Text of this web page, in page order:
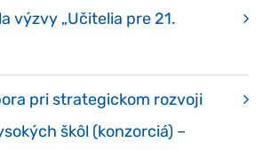
výzvy „Učitelia pre 21.
pri strategickom rozvoji
škôl (konzorciá) –